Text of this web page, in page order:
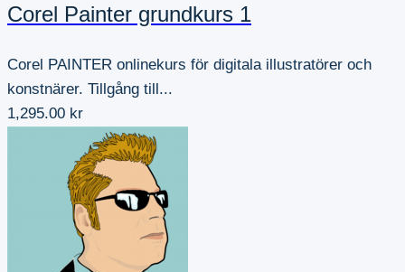
Corel Painter grundkurs 1
Corel PAINTER onlinekurs för digitala illustratörer och
konstnärer. Tillgång till...
1,295.00 kr